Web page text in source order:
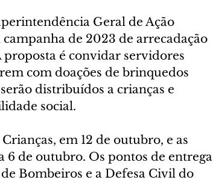
Geral de Ação
de 2023 de arrecadação
proposta é convidar servidores
com doações de brinquedos
distribuídos a crianças e
social.
em 12 de outubro, e as
6 de outubro. Os pontos de entrega
Bombeiros e a Defesa Civil do